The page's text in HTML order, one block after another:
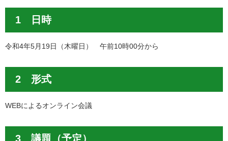
1 日時
令和4年5月19日（木曜日） 午前10時00分から
2 形式
WEBによるオンライン会議
3 議題（予定）